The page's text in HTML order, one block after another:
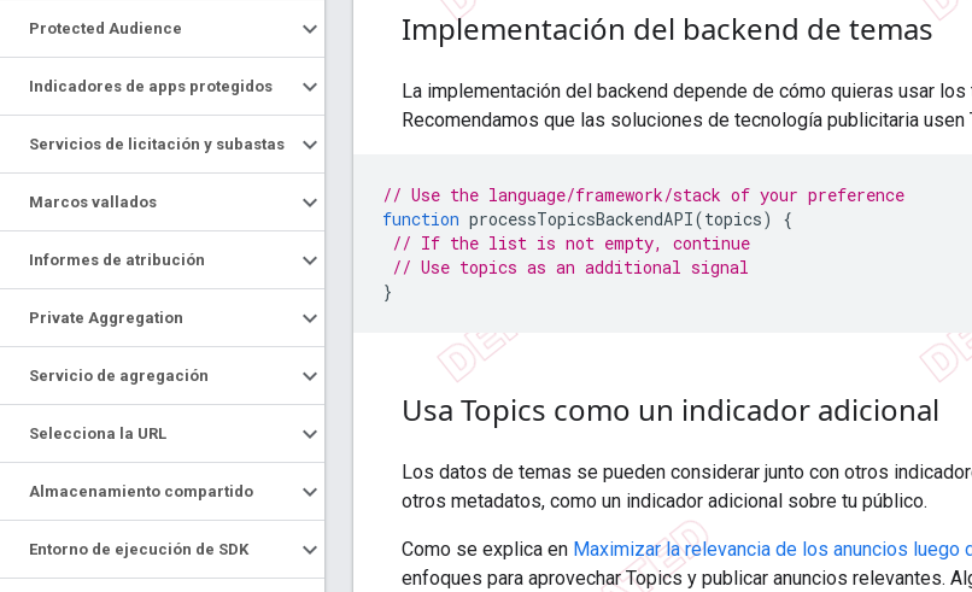
Protected Audience
Indicadores de apps protegidos
Servicios de licitación y subastas
Marcos vallados
Informes de atribución
Private Aggregation
Servicio de agregación
Selecciona la URL
Almacenamiento compartido
Entorno de ejecución de SDK
Implementación del backend de temas
La implementación del backend depende de cómo quieras usar
Recomendamos que las soluciones de tecnología publicitaria
// Use the language/framework/stack of your preference
function processTopicsBackendAPI(topics)
{
// If the list is not empty, continue
// Use topics as an additional signal
}
Usa Topics como un indicador adicional
Los datos de temas se pueden considerar junto con otros
otros metadatos, como un indicador adicional sobre tu público.
Como se explica en Maximizar la relevancia de los anuncios
enfoques para aprovechar Topics y publicar anuncios relevantes.